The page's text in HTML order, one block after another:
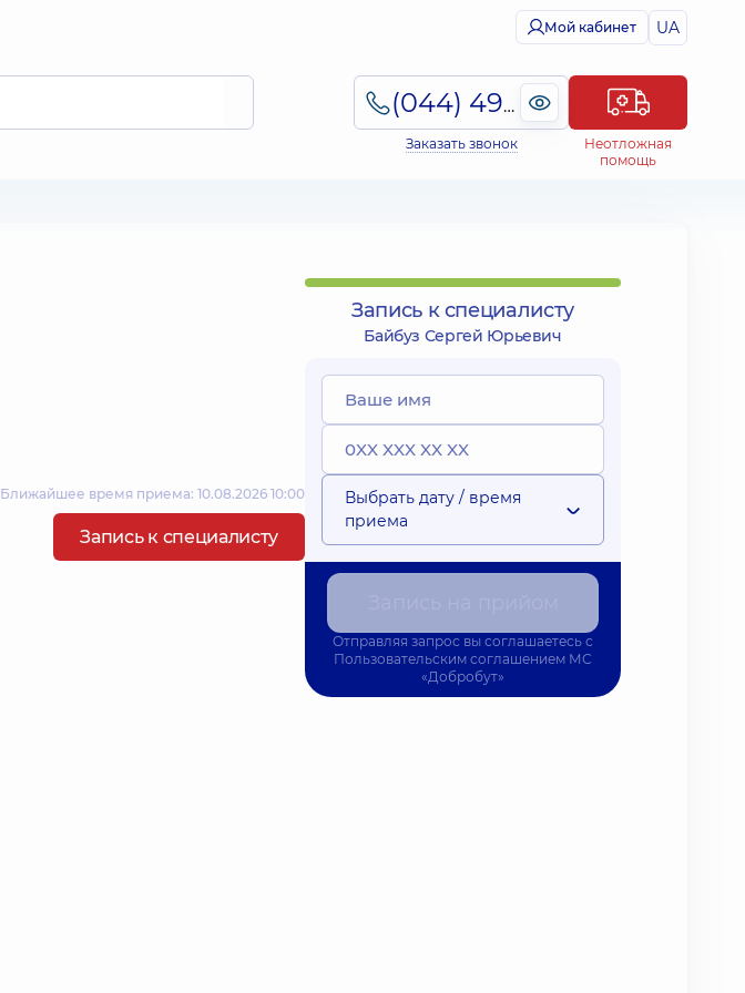
Мой кабинет UA
(044) 495-2-888
Заказать звонок
Неотложная
помощь
Ближайшее время приема: 10.08.2026 10:00
Запись к специалисту
Запись к специалисту
Байбуз Сергей Юрьевич
Выбрать дату / время
приема
Отправляя запрос вы соглашаетесь с
Пользовательским соглашением МС
«Добробут»